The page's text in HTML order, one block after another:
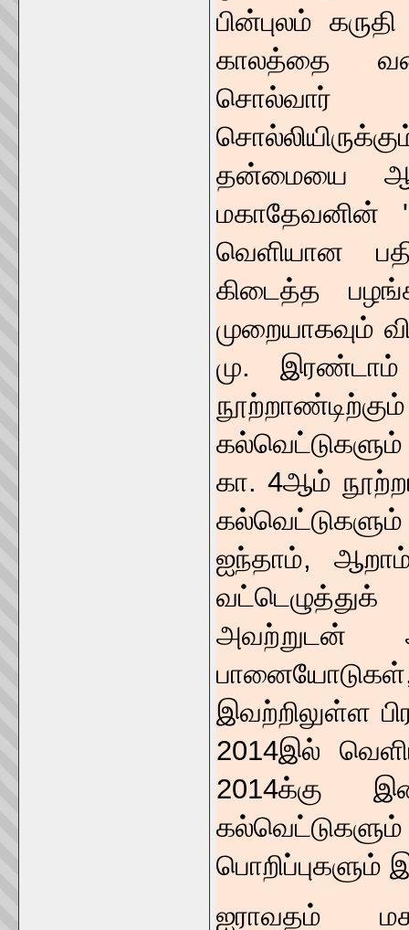
பின்புலம்
காலத்தை
சொல்வார்
தன்மையை
மகாதேவனின்
வெளியான
கிடைத்த
முறையாகவும்
மு.
கா. 4ஆம்
கல்வெட்டுகளும்
ஐந்தாம்,
அவற்றுடன்
இவற்றிலுள்ள
2014இல்
2014க்கு
ஐராவதம்